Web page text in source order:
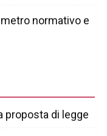
normativo e
proposta di legge